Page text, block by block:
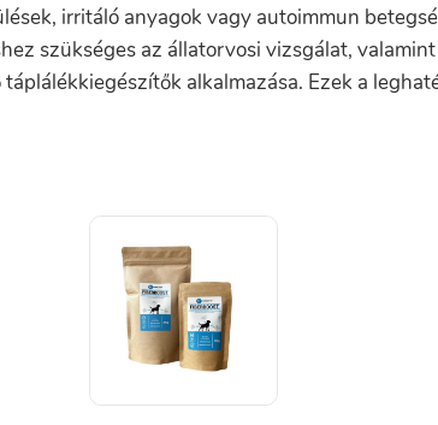
irritáló anyagok vagy autoimmun
szükséges az állatorvosi vizsgálat,
alkalmazása. Ezek a